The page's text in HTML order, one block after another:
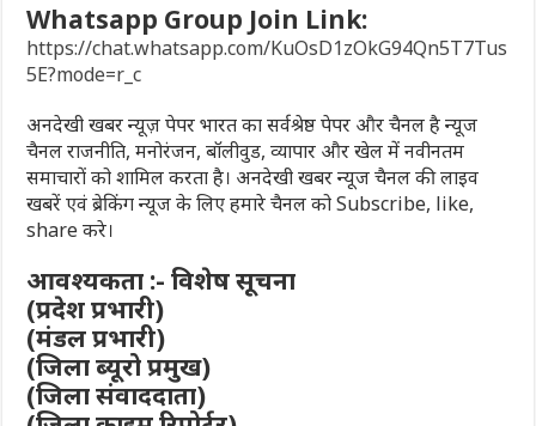
Whatsapp Group Join Link:
https://chat.whatsapp.com/KuOsD1zOkG94Qn5T7Tus
5E?mode=r_c
अनदेखी खबर न्यूज़ पेपर भारत का सर्वश्रेष्ठ पेपर और चैनल है न्यूज
चैनल राजनीति, मनोरंजन, बॉलीवुड, व्यापार और खेल में नवीनतम
समाचारों को शामिल करता है। अनदेखी खबर न्यूज चैनल की लाइव
खबरें एवं ब्रेकिंग न्यूज के लिए हमारे चैनल को Subscribe, like,
share करे।
आवश्यकता :- विशेष सूचना
(प्रदेश प्रभारी)
(मंडल प्रभारी)
(जिला ब्यूरो प्रमुख)
(जिला संवाददाता)